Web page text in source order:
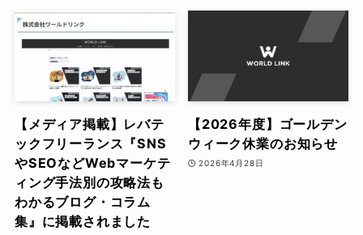
【メディア掲載】レバテ
ックフリーランス『SNS
やSEOなどWebマーケテ
ィング手法別の攻略法も
わかるブログ・コラム
集』に掲載されました
【2026年度】ゴールデン
ウィーク休業のお知らせ
2026年4月28日